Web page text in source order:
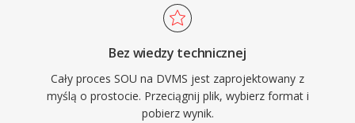
Bez wiedzy technicznej
Cały proces SOU na DVMS jest zaprojektowany z
myślą o prostocie. Przeciągnij plik, wybierz format i
pobierz wynik.